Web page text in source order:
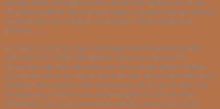
wenige dieser metaphorischen Ausdrücke haben durch die
Wortgewandtheit des Anusara Yogas Einzug in unsere Studios
erhalten (das Herz öffnen/ schmelzen; Raum im Becken
kreieren …).
Ich finde es wichtig, dass sich Yogalehrer bewusst darüber
sind, dass sie solche Metaphern benutzen und wo ihr
Ursprung liegt bzw. bei wem wir sie erstmals gehört haben.
Gleichsam ist es wichtig zu beobachten, ob die Stilmittel auch
wirklich beim Yogaschüler ankommen. Setzt der Schüler das
Gesagte auch wirklich um, oder handelt es sich um eine
Worthülse, die sich zwar schön anhört, aber nicht in den